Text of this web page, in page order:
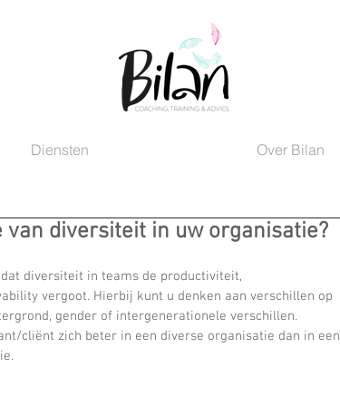
Diensten Over Bilan
van diversiteit in uw organisatie?
diversiteit in teams de productiviteit,
vergoot. Hierbij kunt u denken aan verschillen op
gender of intergenerationele verschillen.
cliënt zich beter in een diverse organisatie dan in een